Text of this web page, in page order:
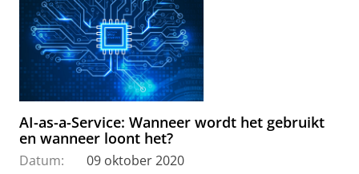
AI-as-a-Service: Wanneer wordt het gebruikt
en wanneer loont het?
Datum:
09 oktober 2020